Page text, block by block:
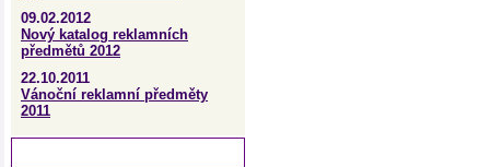
09.02.2012
Nový katalog reklamních
předmětů 2012
22.10.2011
Vánoční reklamní předměty
2011